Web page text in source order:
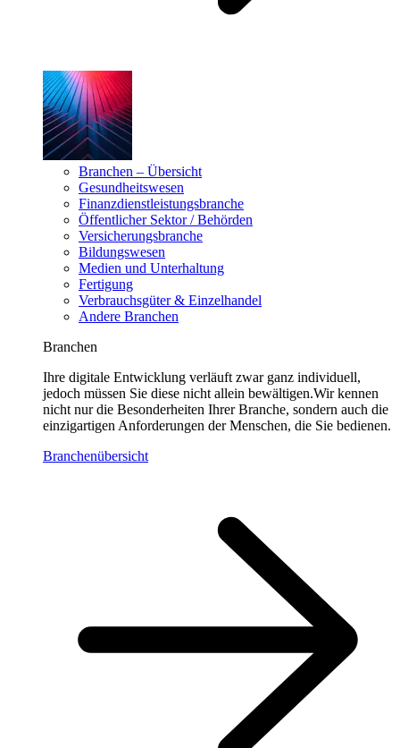
Branchen – Übersicht
Gesundheitswesen
Finanzdienstleistungsbranche
Öffentlicher Sektor / Behörden
Versicherungsbranche
Bildungswesen
Medien und Unterhaltung
Fertigung
Verbrauchsgüter & Einzelhandel
Andere Branchen
Branchen
Ihre digitale Entwicklung verläuft zwar ganz individuell,
jedoch müssen Sie diese nicht allein bewältigen.Wir kennen
nicht nur die Besonderheiten Ihrer Branche, sondern auch die
einzigartigen Anforderungen der Menschen, die Sie bedienen.
Branchenübersicht